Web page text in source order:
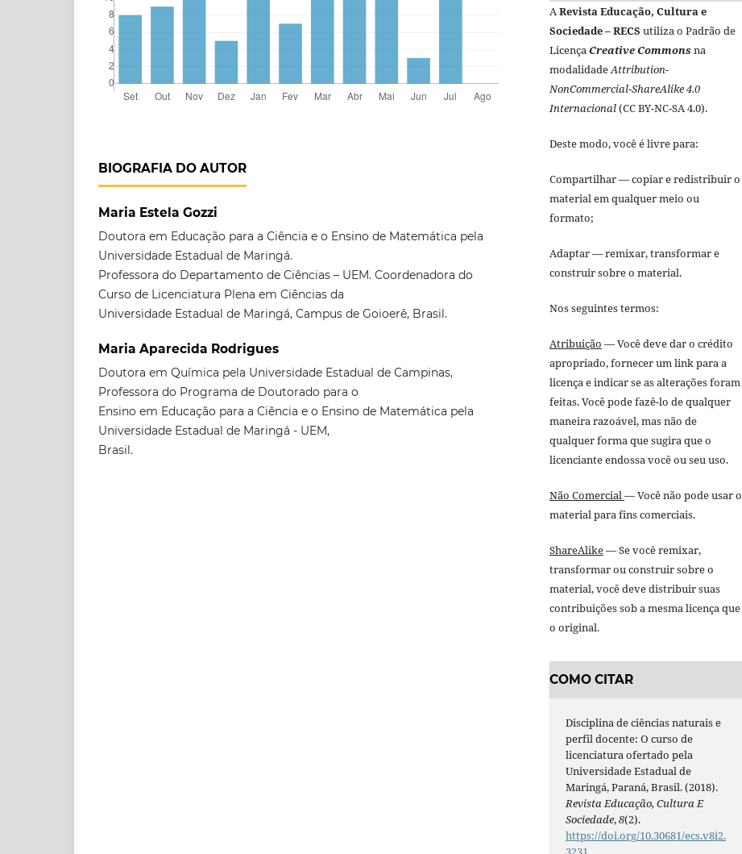
BIOGRAFIA DO AUTOR
Maria Estela Gozzi
Doutora em Educação para a Ciência e o Ensino de Matemática pela
Universidade Estadual de Maringá.
Professora do Departamento de Ciências – UEM. Coordenadora do
Curso de Licenciatura Plena em Ciências da
Universidade Estadual de Maringá, Campus de Goioerê, Brasil.
Maria Aparecida Rodrigues
Doutora em Química pela Universidade Estadual de Campinas,
Professora do Programa de Doutorado para o
Ensino em Educação para a Ciência e o Ensino de Matemática pela
Universidade Estadual de Maringá - UEM,
Brasil.
ARevista Educação, Cultura e
Sociedade – RECS utiliza o Padrão de
LicençaCreative Commonsna
modalidadeAttribution-
NonCommercial-ShareAlike 4.0
Internacional(CC BY-NC-SA 4.0).
Deste modo, você é livre para:
Compartilhar — copiar e redistribuir o
material em qualquer meio ou
formato;
Adaptar — remixar, transformar e
construir sobre o material.
Nos seguintes termos:
Atribuição — Você deve dar o crédito
apropriado, fornecer um link para a
licença e indicar se as alterações foram
feitas. Você pode fazê-lo de qualquer
maneira razoável, mas não de
qualquer forma que sugira que o
licenciante endossa você ou seu uso.
Não Comercial— Você não pode usar o
material para fins comerciais.
ShareAlike— Se você remixar,
transformar ou construir sobre o
material, você deve distribuir suas
contribuições sob a mesma licença que
o original.
COMO CITAR
Disciplina de ciências naturais e
perfil docente: O curso de
licenciatura ofertado pela
Universidade Estadual de
Maringá, Paraná, Brasil. (2018).
Revista Educação, Cultura E
Sociedade,8(2).
https://doi.org/10.30681/ecs.v8i2.